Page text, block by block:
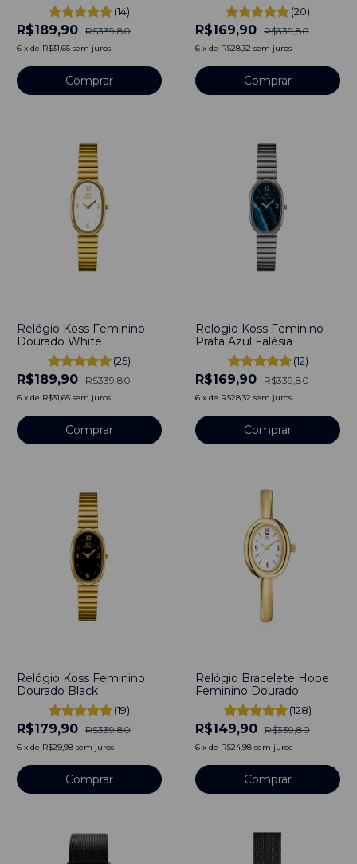
(14)
R$189,90 R$339,80
6 x de R$31,65 sem juros
(20)
R$169,90 R$339,80
6 x de R$28,32 sem juros
Relógio Koss Feminino
Dourado White
(25)
R$189,90 R$339,80
6 x de R$31,65 sem juros
Relógio Koss Feminino
Prata Azul Falésia
(12)
R$169,90 R$339,80
6 x de R$28,32 sem juros
Relógio Koss Feminino
Dourado Black
(19)
R$179,90 R$339,80
6 x de R$29,98 sem juros
Relógio Bracelete Hope
Feminino Dourado
(128)
R$149,90 R$339,80
6 x de R$24,98 sem juros